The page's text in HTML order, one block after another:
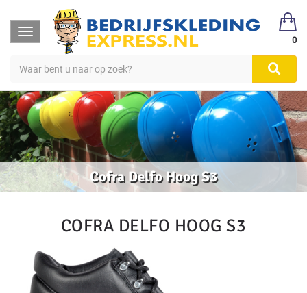
Toggle
navigation
0
Cofra Delfo Hoog S3
COFRA DELFO HOOG S3